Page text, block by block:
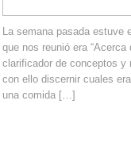
La semana pasada estuve
que nos reunió era
clarificador de conceptos y
con ello discernir cuales
una comida […]